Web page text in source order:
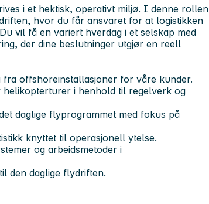
i et hektisk, operativt miljø. I denne rollen
hvor du får ansvaret for at logistikken
vil få en variert hverdag i et selskap med
der dine beslutninger utgjør en reell
offshoreinstallasjoner for våre kunder.
i henhold til regelverk og
daglige flyprogrammet med fokus på
knyttet til operasjonell ytelse.
og arbeidsmetoder i
den daglige flydriften.